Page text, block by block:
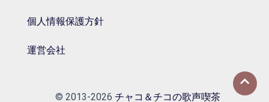
個人情報保護方針
運営会社
© 2013-2026 チャコ＆チコの歌声喫茶